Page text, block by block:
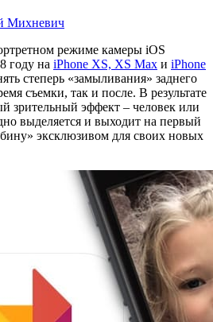
Михневич
режиме камеры iOS
году на iPhone XS, XS Max и iPhone
степерь «замыливания» заднего
съемки, так и после. В результате
зрительный эффект – человек или
выделяется и выходит на первый
эксклюзивом для своих новых